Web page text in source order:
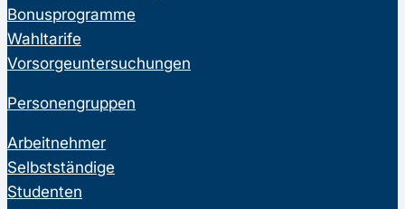
Bonusprogramme
Wahltarife
Vorsorgeuntersuchungen
Personengruppen
Arbeitnehmer
Selbstständige
Studenten